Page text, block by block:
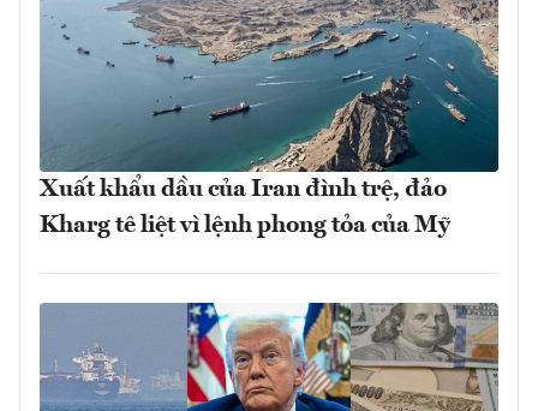
Xuất khẩu dầu của Iran đình trệ, đảo
Kharg tê liệt vì lệnh phong tỏa của Mỹ